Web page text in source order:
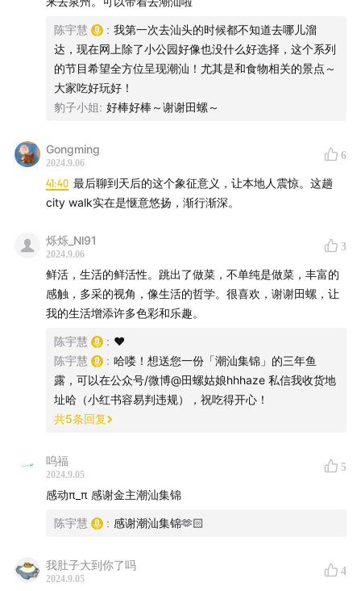
南盛里：曾经繁盛的社群，连接人和人
天后宫：源自闽南，食物和信仰可能类似的轨迹
【本期鸣谢嘉宾】
陈斯鑫，美食撰稿人，《我的美食向导》潮汕篇顾问
【本期参考书目】
《澄海樟林古港》，中国文艺家出版社
【本期配图】
陈宇慧 : 我第一次去汕头的时候都不知道去哪儿溜
达，现在网上除了小公园好像也没什么好选择，这个系列
的节目希望全方位呈现潮汕！尤其是和食物相关的景点～
大家吃好玩好！
豹子小姐: 好棒好棒～谢谢田螺～
Gongming
2024.9.06
6
41:40 最后聊到天后的这个象征意义，让本地人震惊。这趟
city walk实在是惬意悠扬，渐行渐深。
烁烁_Nl91
2024.9.06
3
鲜活，生活的鲜活性。跳出了做菜，不单纯是做菜，丰富的
感触，多采的视角，像生活的哲学。很喜欢，谢谢田螺，让
我的生活增添许多色彩和乐趣。
陈宇慧 : ❤️
陈宇慧
: 哈喽！想送您一份「潮汕集锦」的三年鱼
露，可以在公众号/微博@田螺姑娘hhhaze 私信我收货地
址哈（小红书容易判违规），祝吃得开心！
共5条回复
呜福
2024.9.05
5
感动π_π 感谢金主潮汕集锦
陈宇慧 : 感谢潮汕集锦🫶🏻
我肚子大到你了吗
2024.9.05
4